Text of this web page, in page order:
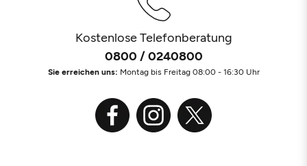
Kostenlose Telefonberatung
0800 / 0240800
Sie erreichen uns: Montag bis Freitag 08:00 - 16:30 Uhr